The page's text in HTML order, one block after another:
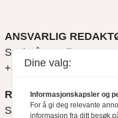
ANSVARLIG
Svein Åge Eriksen
+47 900 79 547
REDAKTØR
Sjur Anda
Dine valg:
Informasjonskapsler og
For å gi deg relevante
informasjon fra ditt besøk